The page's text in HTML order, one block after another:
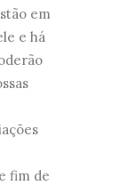
em
e há
fim de